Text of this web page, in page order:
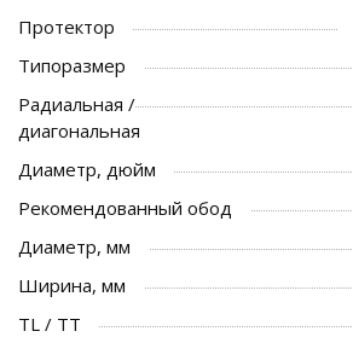
Протектор
Типоразмер
Радиальная /
диагональная
Диаметр, дюйм
Рекомендованный обод
Диаметр, мм
Ширина, мм
TL / TT